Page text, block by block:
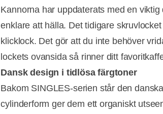
Kannorna har uppdaterats med en
enklare att hälla. Det tidigare
klicklock. Det gör att du inte behöver
lockets ovansida så rinner ditt
Dansk design i tidlösa färgtoner
Bakom SINGLES-serien står den
cylinderform ger dem ett organiskt